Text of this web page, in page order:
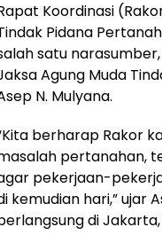
Koordinasi
Pidana
satu
Agung Muda
N. Mulyana.
berharap Rakor
pertanahan,
pekerjaan-
kemudian hari,” ujar
di